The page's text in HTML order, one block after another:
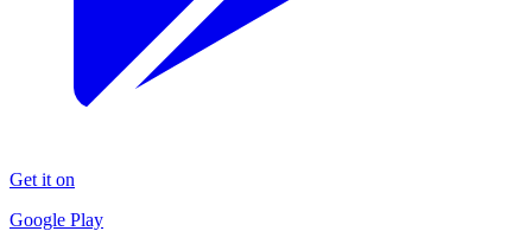
Get it on
Google Play